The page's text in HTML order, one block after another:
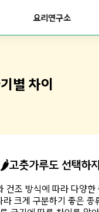
요리연구소
별 차이
🌶️고춧가루도 선택하
건조 방식에 따라 다양한
라 크게 구분하기 좋은 종